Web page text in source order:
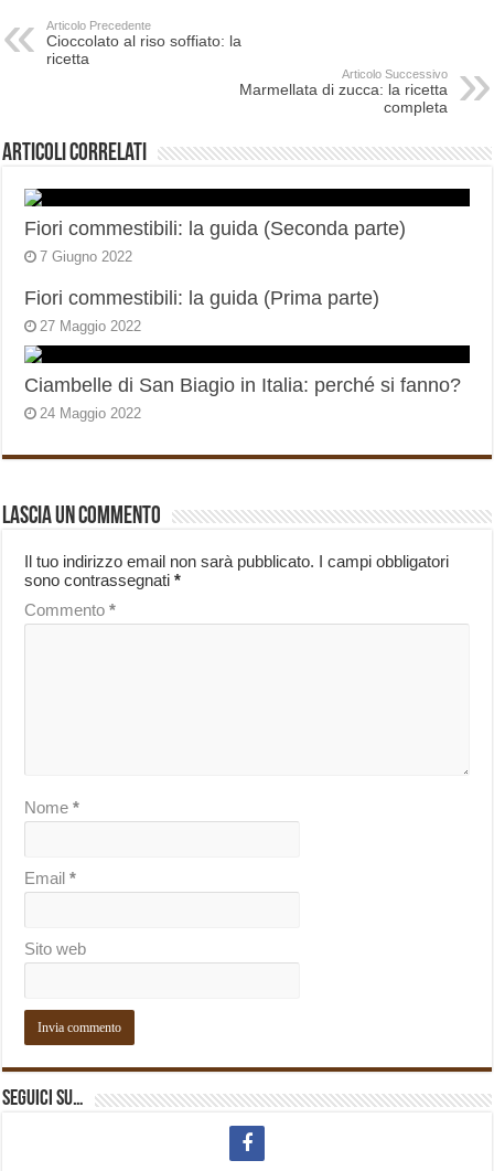
Articolo Precedente
Cioccolato al riso soffiato: la
ricetta
Articolo Successivo
Marmellata di zucca: la ricetta
completa
Articoli correlati
Fiori commestibili: la guida (Seconda parte)
7 Giugno 2022
Fiori commestibili: la guida (Prima parte)
27 Maggio 2022
Ciambelle di San Biagio in Italia: perché si fanno?
24 Maggio 2022
Lascia un commento
Il tuo indirizzo email non sarà pubblicato. I campi obbligatori
sono contrassegnati*
Commento*
Nome*
Email*
Sito web
Seguici su…